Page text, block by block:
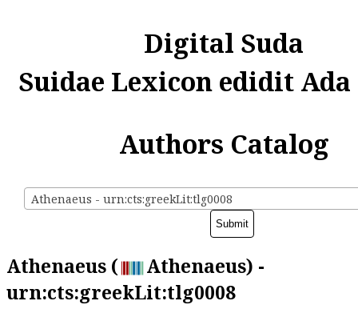
Digital Suda
Suidae Lexicon edidit
Authors Catalog
Athenaeus - urn:cts:greekLit:tlg0008
Athenaeus (
Athenaeus) -
urn:cts:greekLit:tlg0008